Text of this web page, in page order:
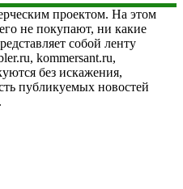
проектом. На этом
не покупают, ни какие
собой ленту
kommersant.ru,
без искажения,
публикуемых новостей